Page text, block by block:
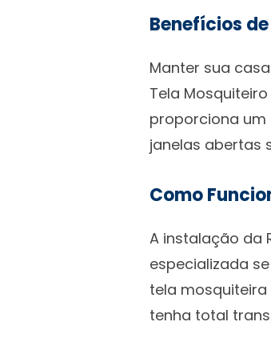
Benefícios
Manter sua
Tela
proporciona um
janelas abertas
Como
A instalação da
especializada
tela
tenha total